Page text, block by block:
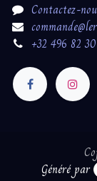
Contactez-
+32 496 82
Généré par